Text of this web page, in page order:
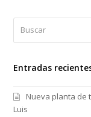
Entradas
Nueva planta de
Luis